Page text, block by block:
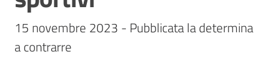
15 novembre 2023 - Pubblicata la determina
a contrarre